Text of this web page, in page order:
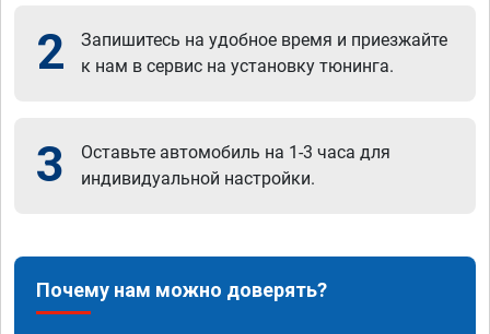
2
Запишитесь на удобное время и приезжайте
к нам в сервис на установку тюнинга.
3
Оставьте автомобиль на 1-3 часа для
индивидуальной настройки.
Почему нам можно доверять?